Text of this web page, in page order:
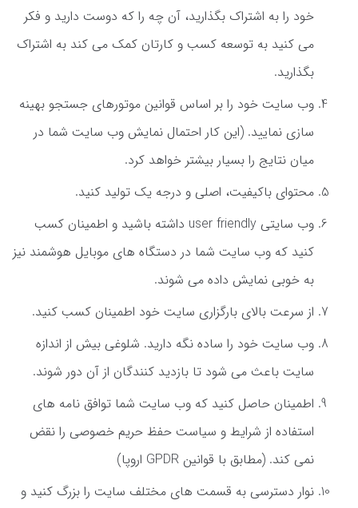
خود را به اشتراک بگذارید، آن چه را که دوست دارید و فکر
می کنید به توسعه کسب و کارتان کمک می کند به اشتراک
بگذارید.
وب سایت خود را بر اساس قوانین موتورهای جستجو بهینه
سازی نمایید. (این کار احتمال نمایش وب سایت شما در
میان نتایج را بسیار بیشتر خواهد کرد.
محتوای باکیفیت، اصلی و درجه یک تولید کنید.
وب سایتی user friendly داشته باشید و اطمینان کسب
کنید که وب سایت شما در دستگاه های موبایل هوشمند نیز
به خوبی نمایش داده می شوند.
از سرعت بالای بارگزاری سایت خود اطمینان کسب کنید.
وب سایت خود را ساده نگه دارید. شلوغی بیش از اندازه
سایت باعث می شود تا بازدید کنندگان از آن دور شوند.
اطمینان حاصل کنید که وب سایت شما توافق نامه های
استفاده از شرایط و سیاست حفظ حریم خصوصی را نقض
نمی کند. (مطابق با قوانین GPDR اروپا)
نوار دسترسی به قسمت های مختلف سایت را بزرگ کنید و